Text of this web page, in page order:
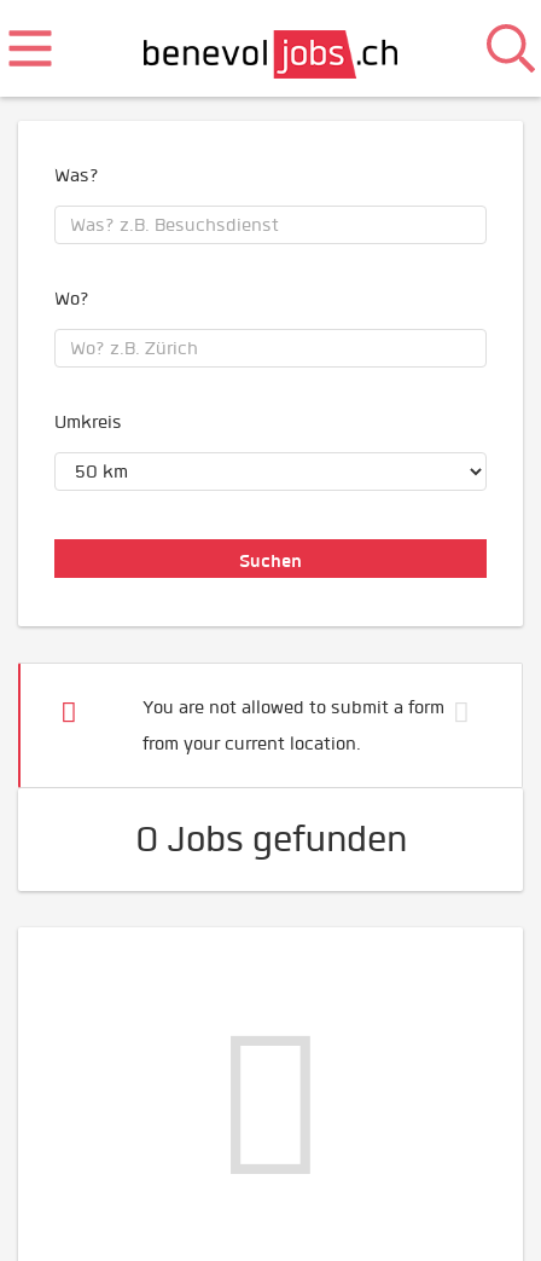
Was?
Wo?
Umkreis
You are not allowed to submit a form
from your current location.
0 Jobs gefunden